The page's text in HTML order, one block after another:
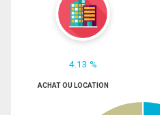
4.13 %
ACHAT OU LOCATION